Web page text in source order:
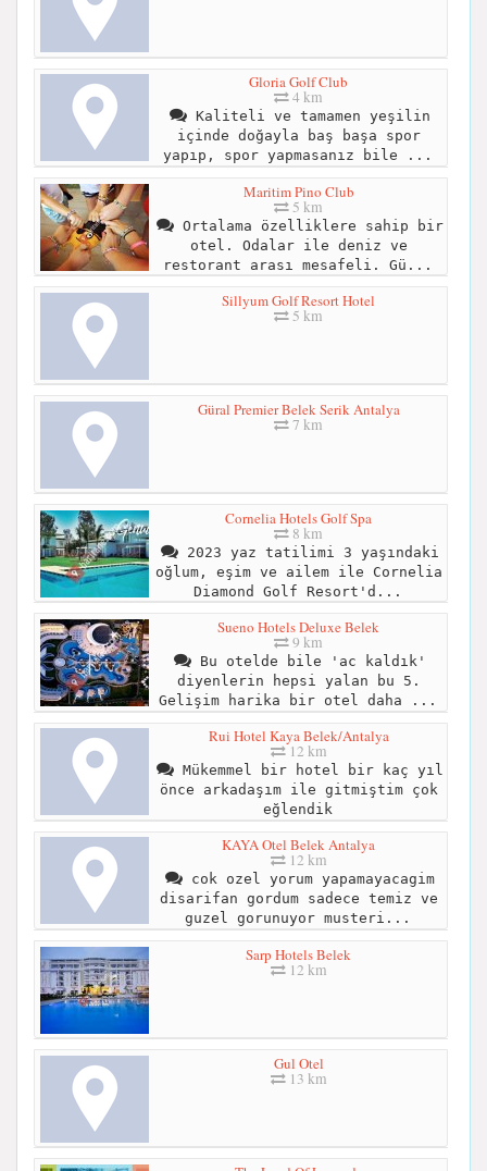
Gloria Golf Club
4 km
Kaliteli ve tamamen yeşilin
içinde doğayla baş başa spor
yapıp, spor yapmasanız bile ...
Maritim Pino Club
5 km
Ortalama özelliklere sahip bir
otel. Odalar ile deniz ve
restorant arası mesafeli. Gü...
Sillyum Golf Resort Hotel
5 km
Güral Premier Belek Serik Antalya
7 km
Cornelia Hotels Golf Spa
8 km
2023 yaz tatilimi 3 yaşındaki
oğlum, eşim ve ailem ile Cornelia
Diamond Golf Resort'd...
Sueno Hotels Deluxe Belek
9 km
Bu otelde bile 'ac kaldık'
diyenlerin hepsi yalan bu 5.
Gelişim harika bir otel daha ...
Rui Hotel Kaya Belek/Antalya
12 km
Mükemmel bir hotel bir kaç yıl
önce arkadaşım ile gitmiştim çok
eğlendik
KAYA Otel Belek Antalya
12 km
cok ozel yorum yapamayacagim
disarifan gordum sadece temiz ve
guzel gorunuyor musteri...
Sarp Hotels Belek
12 km
Gul Otel
13 km